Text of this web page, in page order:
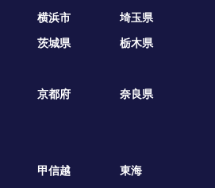
横浜市
埼玉県
茨城県 栃木県
京都府
奈良県
甲信越
東海